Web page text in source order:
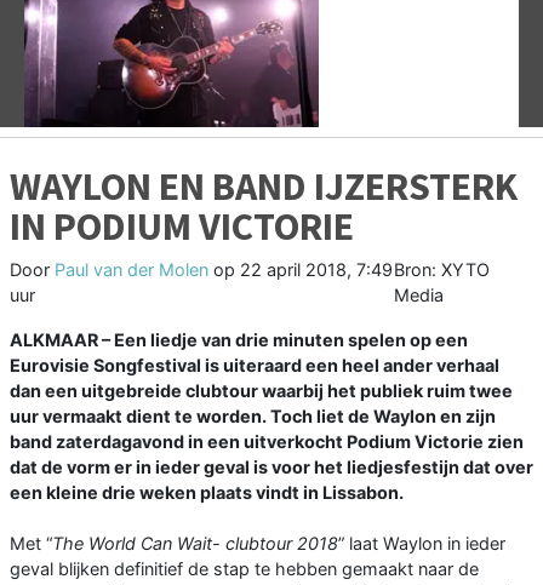
Vorige
WAYLON EN BAND IJZERSTERK
IN PODIUM VICTORIE
Door Paul van der Molen op 22 april 2018, 7:49
uur
Bron: XYTO
Media
ALKMAAR – Een liedje van drie minuten spelen op een
Eurovisie Songfestival is uiteraard een heel ander verhaal
dan een uitgebreide clubtour waarbij het publiek ruim twee
uur vermaakt dient te worden. Toch liet de Waylon en zijn
band zaterdagavond in een uitverkocht Podium Victorie zien
dat de vorm er in ieder geval is voor het liedjesfestijn dat over
een kleine drie weken plaats vindt in Lissabon.
Met “The World Can Wait- clubtour 2018” laat Waylon in ieder
geval blijken definitief de stap te hebben gemaakt naar de